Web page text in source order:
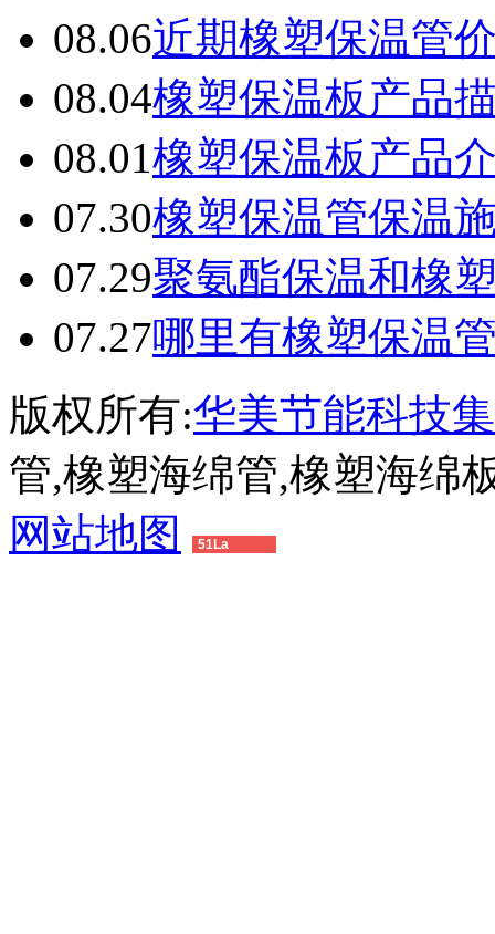
08.06近期橡塑保温管
08.04橡塑保温板产品
08.01橡塑保温板产品
07.30橡塑保温管保温
07.29聚氨酯保温和橡
07.27哪里有橡塑保温
版权所有:华美节能科技
管,橡塑海绵管,橡塑海绵
网站地图
51La